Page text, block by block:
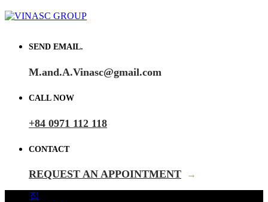
SEND EMAIL.
M.and.A.Vinasc@gmail.com
CALL NOW
+84 0971 112 118
CONTACT
REQUEST AN APPOINTMENT →
집